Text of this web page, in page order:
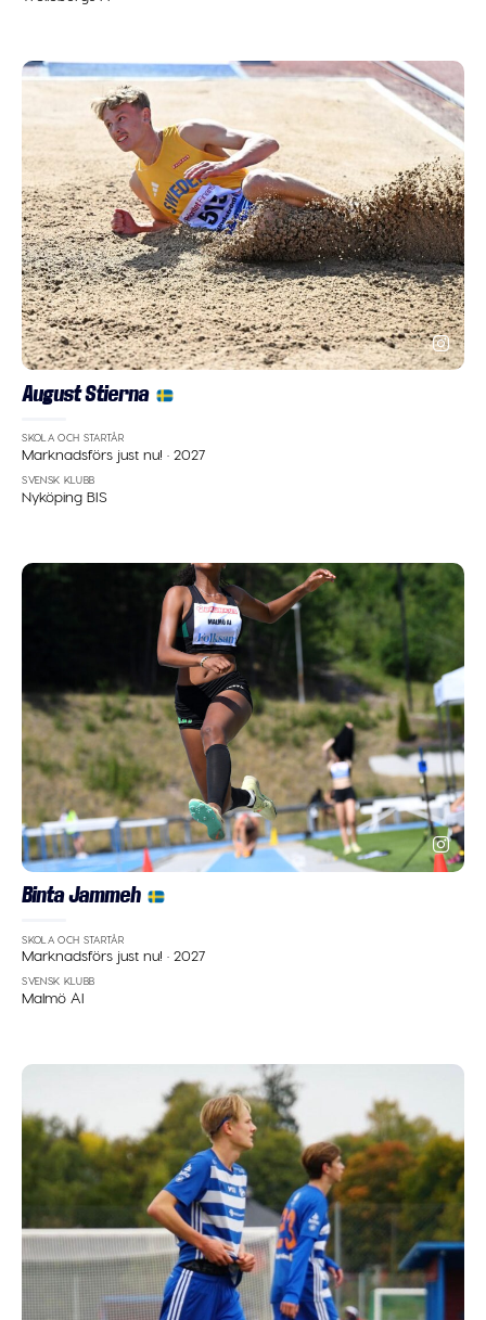
August Stierna
SKOLA OCH STARTÅR
Marknadsförs just nu!·2027
SVENSK KLUBB
Nyköping BIS
Binta Jammeh
SKOLA OCH STARTÅR
Marknadsförs just nu!·2027
SVENSK KLUBB
Malmö AI